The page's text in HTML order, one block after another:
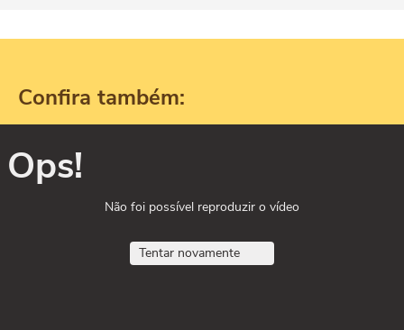
Confira também:
Ops!
Não foi possível reproduzir o vídeo
Tentar novamente